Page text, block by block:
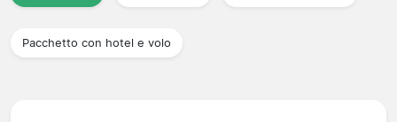
Pacchetto con hotel e volo